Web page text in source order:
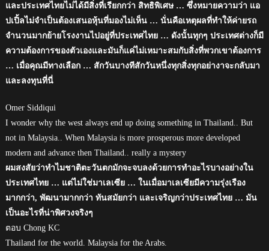
และประเทศไทยไม่ได้มีสิ่งที่เรียกกว่า สิทธิพิเศษ … ซึ่งหมายความว่า แอ
ปเปิ้ลไม่จำเป็นต้องเสนอหุ้นที่มองไม่เห็น … นั่นคือเหตุผลที่ทำให้ค่ายรถ
จำนวนมากย้ายโรงงานไปอยู่ที่ประเทศไทย … ดังนั้นทุกๆ ประเทศต่างก็มี
ความต้องการของตัวเองและมันก็แค่ไม่เหมาะสมกับสิ่งที่พวกเขาต้องการ
… เมื่อคุณมีทางเลือก … สักวันบางทีสักวันหนึ่งทุกสิ่งทุกอย่างาจะกลับมา
และลงทุนที่นี่
Omer Siddiqui
I wonder why the west always end up doing something in Thailand.. But
not in Malaysia.. When Malaysia is more prosperous more developed
modern and advance then Thailand.. really a mystery
ผมสงสัยว่าทำไมชาติตะวันตกมักจะจบลงด้วยการทำอะไรบางอย่างใน
ประเทศไทย … แต่ไม่ใช่มาเลเซีย … ในเมื่อมาเลเซียมีความรุ่งเรือง
มากกว่า, พัฒนามากกว่า ทันสมัยกว่า และเจริญกว่าประเทศไทย … มัน
เป็นอะไรที่น่าพิศวงจริงๆ
ตอบ Chong KC
Thailand for the world. Malaysia for the Arabs.